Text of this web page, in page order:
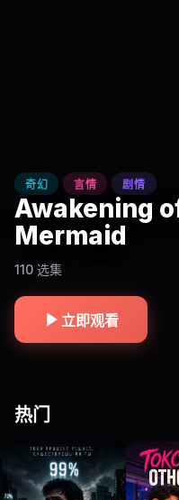
奇幻 言情 剧情
Awakening
Mermaid
110 选集
立即观看
热门